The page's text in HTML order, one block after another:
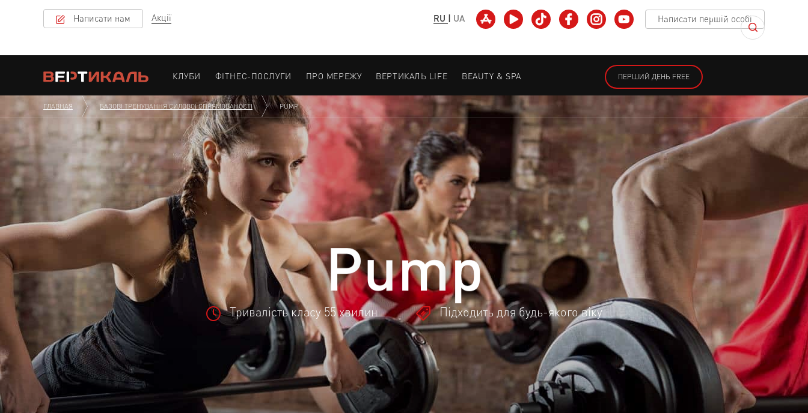
Написати нам Акції RU | UA Написати першій особі
КЛУБИ ФІТНЕС-ПОСЛУГИ ПРО МЕРЕЖУ ВЕРТИКАЛЬ LIFE BEAUTY & SPA ПЕРШИЙ ДЕНЬ FREE
ГЛАВНАЯ БАЗОВІ ТРЕНУВАННЯ СИЛОВОЇ СПРЯМОВАНОСТІ PUMP
Тривалість класу 55 хвилин Підходить для будь-якого віку